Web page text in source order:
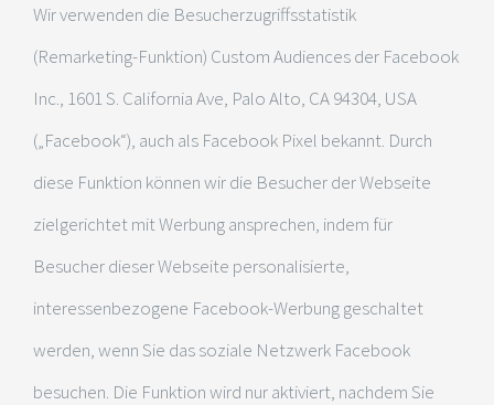
Wir verwenden die Besucherzugriffsstatistik
(Remarketing-Funktion) Custom Audiences der Facebook
Inc., 1601 S. California Ave, Palo Alto, CA 94304, USA
(„Facebook“), auch als Facebook Pixel bekannt. Durch
diese Funktion können wir die Besucher der Webseite
zielgerichtet mit Werbung ansprechen, indem für
Besucher dieser Webseite personalisierte,
interessenbezogene Facebook-Werbung geschaltet
werden, wenn Sie das soziale Netzwerk Facebook
besuchen. Die Funktion wird nur aktiviert, nachdem Sie